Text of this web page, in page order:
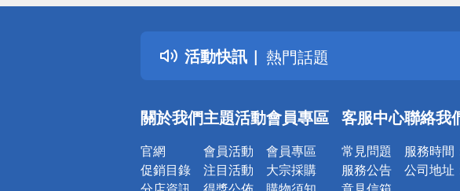
活動快訊
詐騙網頁！請小心！
得獎公告
熱門話題
銀行優惠
詐騙網頁！請小心！
關於我們
官網
促銷目錄
主題活動
會員活動
注目活動
會員專區
會員專區
大宗採購
客服中心
常見問題
服務公告
聯絡我
服務時間
公司地址